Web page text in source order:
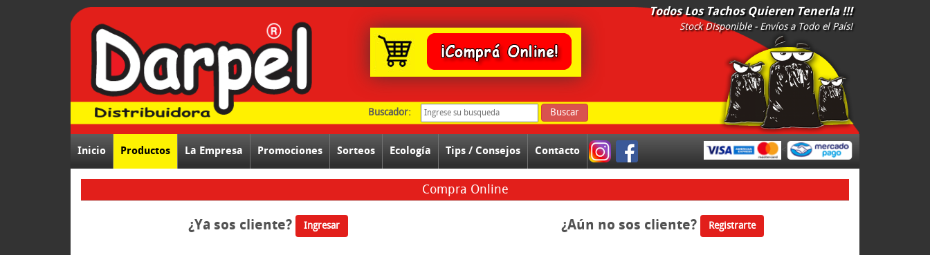
Todos Los Tachos Quieren Tenerla !!!
Stock Disponible - Envíos a Todo el País!
Buscador: Buscar
Inicio Productos La Empresa Promociones Sorteos Ecología Tips / Consejos Contacto
Compra Online
¿Ya sos cliente? Ingresar ¿Aún no sos cliente? Registrarte